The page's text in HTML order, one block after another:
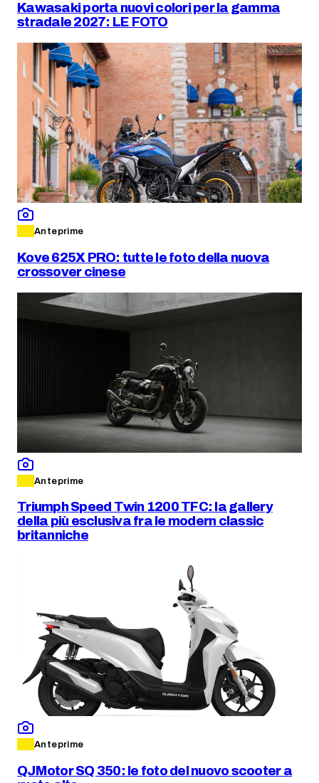
Kawasaki porta nuovi colori per la gamma
stradale 2027: LE FOTO
Anteprime
Kove 625X PRO: tutte le foto della nuova
crossover cinese
Anteprime
Triumph Speed Twin 1200 TFC: la gallery
della più esclusiva fra le modern classic
britanniche
Anteprime
QJMotor SQ 350: le foto del nuovo scooter a